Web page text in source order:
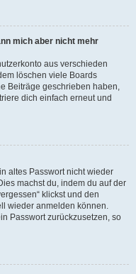
mich aber nicht mehr
aus verschieden
löschen viele Boards
Beiträge geschrieben haben,
dich einfach erneut und
altes Passwort nicht wieder
machst du, indem du auf der
klickst und den
wieder anmelden können.
Passwort zurückzusetzen, so